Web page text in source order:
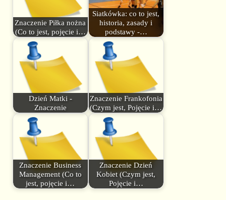
Znaczenie Piłka nożna
(Co to jest, pojęcie i…
Siatkówka: co to jest,
historia, zasady i
podstawy -…
Dzień Matki -
Znaczenie
Znaczenie Frankofonia
(Czym jest, Pojęcie i…
Znaczenie Business
Management (Co to
jest, pojęcie i…
Znaczenie Dzień
Kobiet (Czym jest,
Pojęcie i…